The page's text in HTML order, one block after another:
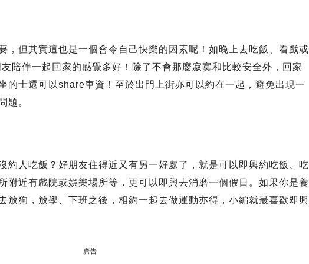
，但其實這也是一個會令自己快樂的因素呢！如晚上去吃飯、看戲或
陪伴一起回家的感覺多好！除了不會那麼寂寞和比較安全外，回家
的士還可以share車資！至於出門上街亦可以約在一起，避免出現一
題。
約人吃飯？好朋友住得近又有另一好處了，就是可以即興約吃飯、吃
附近有戲院或娛樂場所等，更可以即興去消磨一個假日。如果你是養
放狗，放學、下班之後，相約一起去做運動亦得，小編就最喜歡即興
廣告